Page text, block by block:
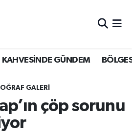
KAHVESİNDE GÜNDEM
GALERİ
çöp sorunu
ve Fikstür